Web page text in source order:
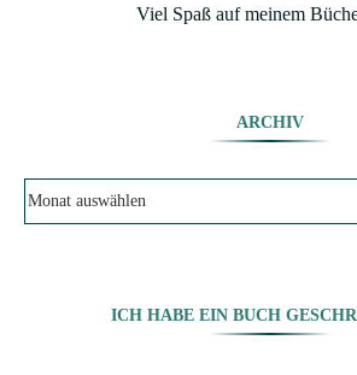
Viel Spaß auf meinem
ARCHIV
ICH HABE EIN BUCH